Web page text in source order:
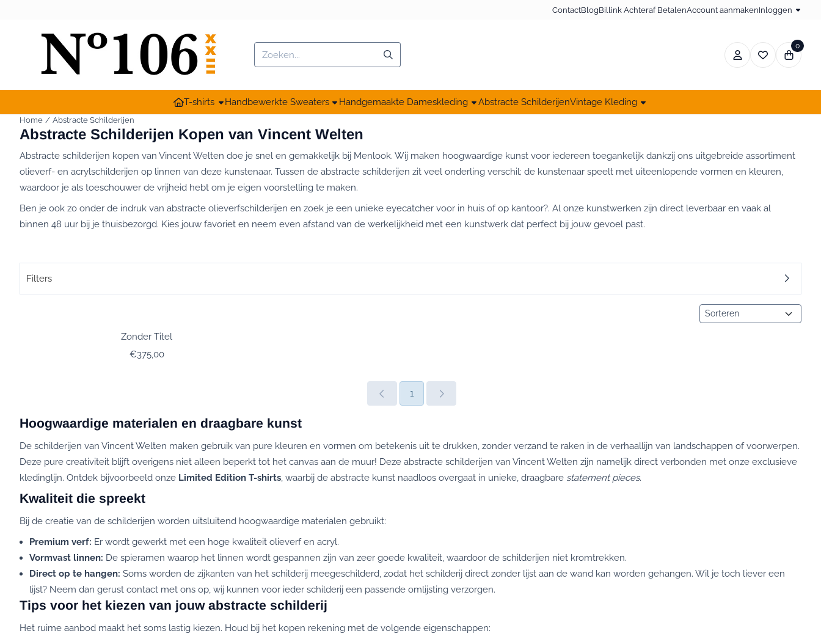
ContactBlogBillink Achteraf BetalenAccount aanmakenInloggen
0
T-shirts Handbewerkte Sweaters Handgemaakte Dameskleding Abstracte SchilderijenVintage Kleding
Home / Abstracte Schilderijen
Abstracte Schilderijen Kopen van Vincent Welten
Abstracte schilderijen kopen van Vincent Welten doe je snel en gemakkelijk bij Menlook. Wij maken hoogwaardige kunst voor iedereen toegankelijk dankzij ons uitgebreide assortiment
olieverf- en acrylschilderijen op linnen van deze kunstenaar. Tussen de abstracte schilderijen zit veel onderling verschil; de kunstenaar speelt met uiteenlopende vormen en kleuren,
waardoor je als toeschouwer de vrijheid hebt om je eigen voorstelling te maken.
Ben je ook zo onder de indruk van abstracte olieverfschilderijen en zoek je een unieke eyecatcher voor in huis of op kantoor?. Al onze kunstwerken zijn direct leverbaar en vaak al
binnen 48 uur bij je thuisbezorgd. Kies jouw favoriet en neem even afstand van de werkelijkheid met een kunstwerk dat perfect bij jouw gevoel past.
Filters
Sorteermethode
Zonder Titel
Prijs: 375,00
€375,00
1
Hoogwaardige materialen en draagbare kunst
De schilderijen van Vincent Welten maken gebruik van pure kleuren en vormen om betekenis uit te drukken, zonder verzand te raken in de verhaallijn van landschappen of voorwerpen.
Deze pure creativiteit blijft overigens niet alleen beperkt tot het canvas aan de muur! Deze abstracte schilderijen van Vincent Welten zijn namelijk direct verbonden met onze exclusieve
kledinglijn. Ontdek bijvoorbeeld onze Limited Edition T-shirts, waarbij de abstracte kunst naadloos overgaat in unieke, draagbare statement pieces.
Kwaliteit die spreekt
Bij de creatie van de schilderijen worden uitsluitend hoogwaardige materialen gebruikt:
Premium verf: Er wordt gewerkt met een hoge kwaliteit olieverf en acryl.
Vormvast linnen: De spieramen waarop het linnen wordt gespannen zijn van zeer goede kwaliteit, waardoor de schilderijen niet kromtrekken.
Direct op te hangen: Soms worden de zijkanten van het schilderij meegeschilderd, zodat het schilderij direct zonder lijst aan de wand kan worden gehangen. Wil je toch liever een
lijst? Neem dan gerust contact met ons op, wij kunnen voor ieder schilderij een passende omlijsting verzorgen.
Tips voor het kiezen van jouw abstracte schilderij
Het ruime aanbod maakt het soms lastig kiezen. Houd bij het kopen rekening met de volgende eigenschappen: